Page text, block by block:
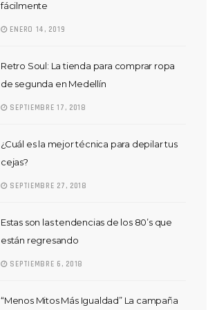
fácilmente
ENERO 14, 2019
Retro Soul: La tienda para comprar ropa
de segunda en Medellín
SEPTIEMBRE 17, 2018
¿Cuál es la mejor técnica para depilar tus
cejas?
SEPTIEMBRE 27, 2018
Estas son las tendencias de los 80’s que
están regresando
SEPTIEMBRE 6, 2018
“Menos Mitos Más Igualdad” La campaña